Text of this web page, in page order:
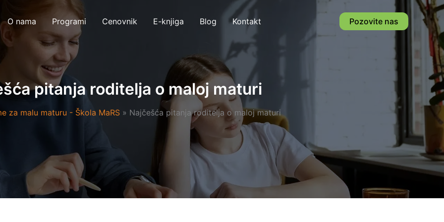
O nama Programi Cenovnik E-knjiga Blog Kontakt Pozovite nas
pitanja roditelja o maloj maturi
za malu maturu - Škola MaRS Najčešća pitanja roditelja o maloj maturi